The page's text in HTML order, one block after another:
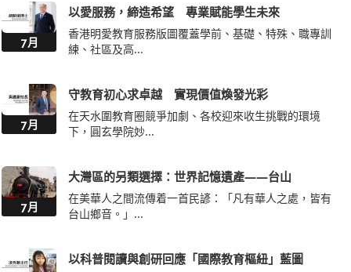
7月
以愛服務，締造希望 專業賦能學生未來
香港明愛教育服務版圖覆蓋學前、基礎、特殊、職專訓
練、社區及高...
7月
守教育初心求卓越 實現價值煥發光彩
在天水圍教育圈競爭加劇、各校迎來收生挑戰的環境
下，圓玄學院妙...
7月
大灣區的另類選擇：世界記憶遺產——台山
在美華人之間流傳着一首民諺：「凡有華人之處，皆有
台山鄉音。」...
以科普閱讀與創研回應「國際教育樞紐」藍圖